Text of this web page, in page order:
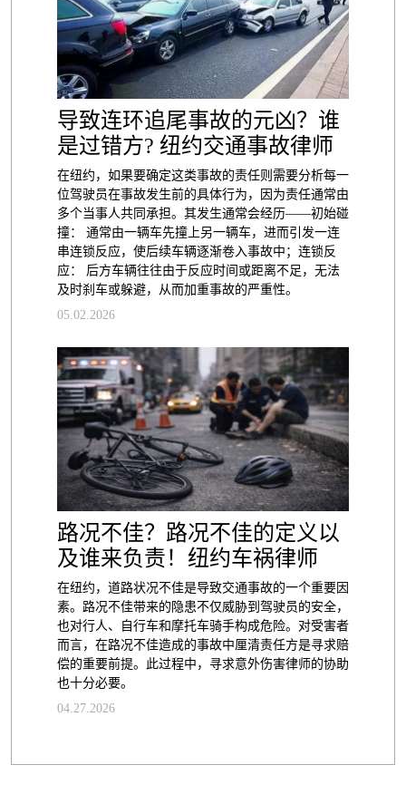
导致连环追尾事故的元凶？谁
是过错方? 纽约交通事故律师
在纽约，如果要确定这类事故的责任则需要分析每一
位驾驶员在事故发生前的具体行为，因为责任通常由
多个当事人共同承担。其发生通常会经历——初始碰
撞： 通常由一辆车先撞上另一辆车，进而引发一连
串连锁反应，使后续车辆逐渐卷入事故中；连锁反
应： 后方车辆往往由于反应时间或距离不足，无法
及时刹车或躲避，从而加重事故的严重性。
05.02.2026
路况不佳？路况不佳的定义以
及谁来负责！纽约车祸律师
在纽约，道路状况不佳是导致交通事故的一个重要因
素。路况不佳带来的隐患不仅威胁到驾驶员的安全，
也对行人、自行车和摩托车骑手构成危险。对受害者
而言，在路况不佳造成的事故中厘清责任方是寻求赔
偿的重要前提。此过程中，寻求意外伤害律师的协助
也十分必要。
04.27.2026